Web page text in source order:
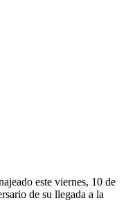
este viernes, 10 de
de su llegada a la